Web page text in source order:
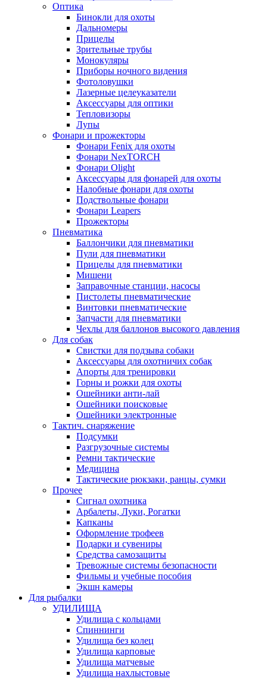
Оптика
Бинокли для охоты
Дальномеры
Прицелы
Зрительные трубы
Монокуляры
Приборы ночного видения
Фотоловушки
Лазерные целеуказатели
Аксессуары для оптики
Тепловизоры
Лупы
Фонари и прожекторы
Фонари Fenix для охоты
Фонари NexTORCH
Фонари Olight
Аксессуары для фонарей для охоты
Налобные фонари для охоты
Подствольные фонари
Фонари Leapers
Прожекторы
Пневматика
Баллончики для пневматики
Пули для пневматики
Прицелы для пневматики
Мишени
Заправочные станции, насосы
Пистолеты пневматические
Винтовки пневматические
Запчасти для пневматики
Чехлы для баллонов высокого давления
Для собак
Свистки для подзыва собаки
Аксессуары для охотничих собак
Апорты для тренировки
Горны и рожки для охоты
Ошейники анти-лай
Ошейники поисковые
Ошейники электронные
Тактич. снаряжение
Подсумки
Разгрузочные системы
Ремни тактические
Медицина
Тактические рюкзаки, ранцы, сумки
Прочее
Сигнал охотника
Арбалеты, Луки, Рогатки
Капканы
Оформление трофеев
Подарки и сувениры
Средства самозащиты
Тревожные системы безопасности
Фильмы и учебные пособия
Экшн камеры
Для рыбалки
УДИЛИЩА
Удилища с кольцами
Спиннинги
Удилища без колец
Удилища карповые
Удилища матчевые
Удилища нахлыстовые